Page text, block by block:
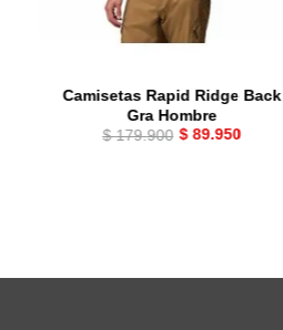
Camisetas Rapid Ridge Back
Gra Hombre
$ 179.900 $ 89.950